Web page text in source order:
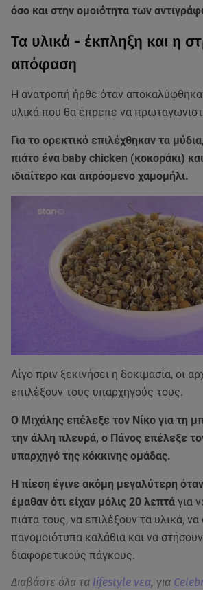
όσο και στην ομοιότητα των
Τα υλικά - έκπληξη και η
απόφαση
Η ανατροπή ήρθε όταν
υλικά που θα έπρεπε να
Για το ορεκτικό επιλέχθηκαν τα
πιάτο ένα baby chicken (κοκοράκι)
ιδιαίτερο και απρόσμενο χαμομήλι.
Λίγο πριν ξεκινήσει η δοκιμασία, οι
επιλέξουν τους υπαρχηγούς τους.
Ο Μιχάλης επέλεξε τον Νίκο για τη
την άλλη πλευρά, ο Πάνος επέλεξε
υπαρχηγό της κόκκινης ομάδας.
Η πίεση έγινε ακόμη μεγαλύτερη
έμαθαν ότι είχαν μόλις 20 λεπτά για
πιάτα τους, να επιλέξουν τα υλικά,
πανομοιότυπα καλάθια και να
διαφορετικούς πάγκους.
Διαβάστε όλα τα lifestyle νεα, για